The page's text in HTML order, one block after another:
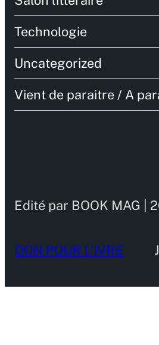
Technologie
Uncategorized
Vient de paraitre / A
Edité par BOOK MAG |
DON POUR L’IVRE